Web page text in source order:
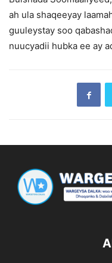
ah ula shaqeeyay
guuleystay soo
nuucyadii hubka ee ay